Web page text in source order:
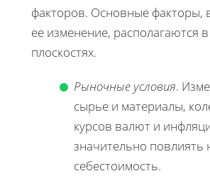
факторов. Основные
ее изменение, располагаются
плоскостях.
Рыночные условия.
сырье и материалы,
курсов валют и
значительно повлиять
себестоимость.